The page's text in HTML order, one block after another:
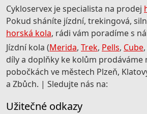
Cykloservex je specialista na prodej
Pokud sháníte jízdní, trekingová,
horská kola, rádi vám poradíme s
Jízdní kola (Merida, Trek, Pells, Cube,
díly a doplňky ke kolům prodáváme
pobočkách ve městech Plzeň,
a Zbůch. | Sledujte nás na:
Užitečné odkazy